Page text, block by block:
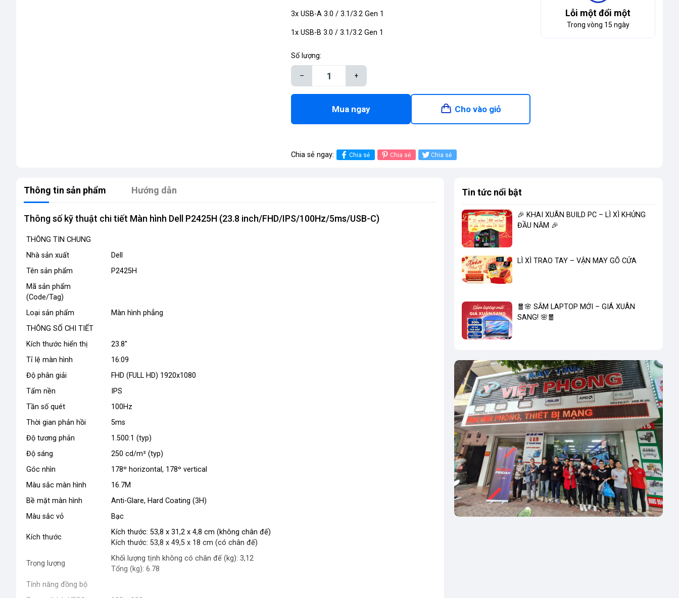
3x USB-A 3.0 / 3.1/3.2 Gen 1
1x USB-B 3.0 / 3.1/3.2 Gen 1
Số lượng:
– +
Mua ngay Cho vào giỏ
Chia sẻ ngay: Chia sẻ Chia sẻ Chia sẻ
Lỗi một đổi một
Trong vòng 15 ngày
Thông tin sản phẩm Hướng dẫn
Thông số kỹ thuật chi tiết Màn hình Dell P2425H (23.8 inch/FHD/IPS/100Hz/5ms/USB-C)
THÔNG TIN CHUNG
Nhà sản xuất
Dell
Tên sản phẩm
P2425H
Mã sản phẩm
(Code/Tag)
Loại sản phẩm
Màn hình phẳng
THÔNG SỐ CHI TIẾT
Kích thước hiển thị
23.8''
Tỉ lệ màn hình
16:09
Độ phân giải
FHD (FULL HD) 1920x1080
Tấm nền
IPS
Tần số quét
100Hz
Thời gian phản hồi
5ms
Độ tương phản
1.500:1 (typ)
Độ sáng
250 cd/m² (typ)
Góc nhìn
178º horizontal, 178º vertical
Màu sắc màn hình
16.7M
Bề mặt màn hình
Anti-Glare, Hard Coating (3H)
Màu sắc vỏ
Bạc
Kích thước
Kích thước: 53,8 x 31,2 x 4,8 cm (không chân đế)
Kích thước: 53,8 x 49,5 x 18 cm (có chân đế)
Trọng lượng
Khối lượng tịnh không có chân đế (kg): 3,12
Tổng (kg): 6.78
Tính năng đồng bộ
Tin tức nổi bật
🎉 KHAI XUÂN BUILD PC – LÌ XÌ KHỦNG
ĐẦU NĂM 🎉
LÌ XÌ TRAO TAY – VẬN MAY GÕ CỬA
🧧🌸 SẮM LAPTOP MỚI – GIÁ XUÂN
SANG! 🌸🧧